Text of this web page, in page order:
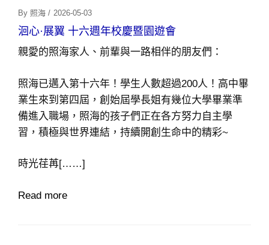
By 照海 / Posted
On
2026-05-03
洄心·展翼 十六週年校慶暨園遊會
親愛的照海家人、前輩與一路相伴的朋友們：
照海已邁入第十六年！學生人數超過200人！高中畢
業生來到第四屆，創始屆學長姐有幾位大學畢業準
備進入職場，照海的孩子們正在各方努力自主學
習，積極與世界連結，持續開創生命中的精彩~
時光荏苒[……]
Read more